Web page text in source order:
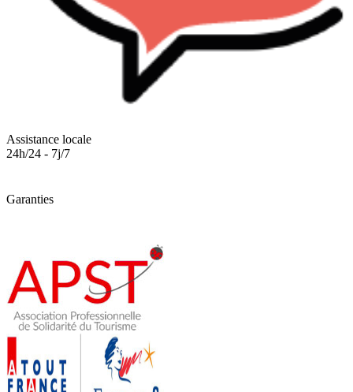
Assistance locale
24h/24 - 7j/7
Garanties